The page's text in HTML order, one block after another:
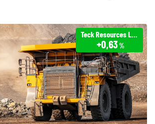
Teck Resources Ltd Class B
+0,63 %